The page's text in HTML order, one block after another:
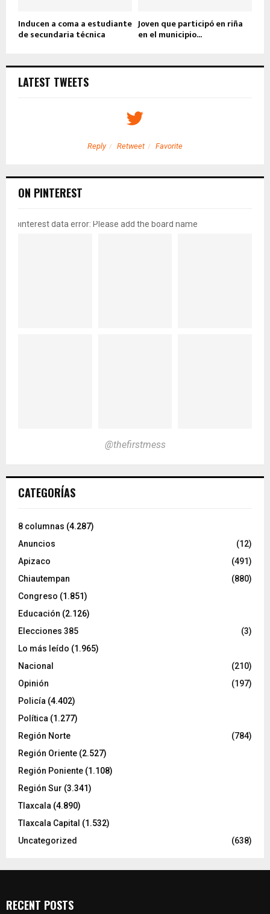
Inducen a coma a estudiante
de secundaria técnica
Joven que participó en riña
en el municipio...
LATEST TWEETS
Reply Retweet Favorite
ON PINTEREST
pinterest data error: Please add the board name
@thefirstmess
CATEGORÍAS
8 columnas (4.287)
Anuncios
(12)
Apizaco
(491)
Chiautempan
(880)
Congreso (1.851)
Educación (2.126)
Elecciones 385
(3)
Lo más leído (1.965)
Nacional
(210)
Opinión
(197)
Policía (4.402)
Política (1.277)
Región Norte
(784)
Región Oriente (2.527)
Región Poniente (1.108)
Región Sur (3.341)
Tlaxcala (4.890)
Tlaxcala Capital (1.532)
Uncategorized
(638)
RECENT POSTS